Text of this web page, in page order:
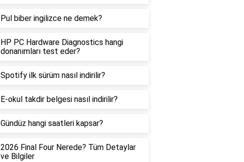
Pul biber ingilizce ne demek?
HP PC Hardware Diagnostics hangi
donanımları test eder?
Spotify ilk sürüm nasıl indirilir?
E-okul takdir belgesi nasıl indirilir?
Gündüz hangi saatleri kapsar?
2026 Final Four Nerede? Tüm Detaylar
ve Bilgiler